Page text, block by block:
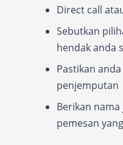
Direct call
Sebutkan
hendak anda
Pastikan
penjemputan
Berikan
pemesan